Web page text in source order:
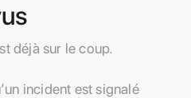
déjà sur le coup.
incident est signalé